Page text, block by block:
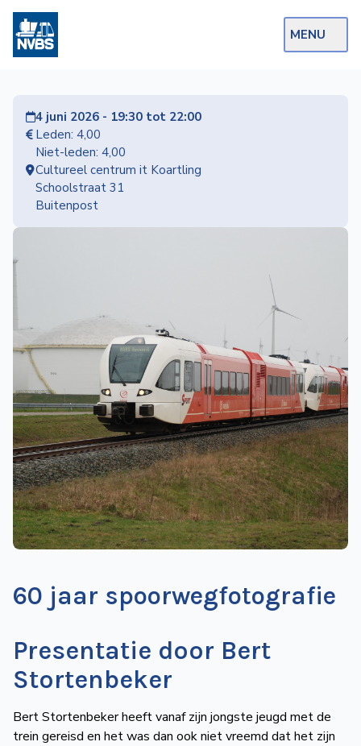
MENU
Op de Rails
NVBS Actueel
Afdelingen
Excursies
Actueel
aanbod
Over
NVBS
Wegwijzer
Mijn
NVBS
4 juni 2026 - 19:30 tot 22:00
Leden: 4,00
Niet-leden: 4,00
Cultureel centrum it Koartling
Schoolstraat 31
Buitenpost
60 jaar spoorwegfotografie
Presentatie door Bert
Stortenbeker
Bert Stortenbeker heeft vanaf zijn jongste jeugd met de
trein gereisd en het was dan ook niet vreemd dat het zijn